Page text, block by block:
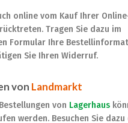
online vom Kauf Ihrer
Tragen Sie dazu im
Formular Ihre
Sie Ihren Widerruf.
von Landmarkt
von Lagerhaus
werden. Besuchen Sie dazu